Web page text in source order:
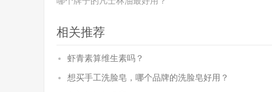
相关推荐
虾青素算维生素吗？
想买手工洗脸皂，哪个品牌的洗脸皂好用？